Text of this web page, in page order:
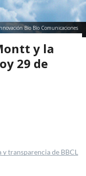
Bío Bío Comunicaciones
y la
29 de
y transparencia de BBCL